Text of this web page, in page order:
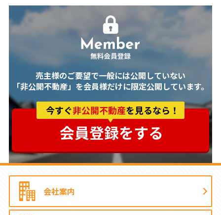
売主様のご要望で一般には公開していない
「非公開不動産」を会員様だけに限定公開しています。
会社案内